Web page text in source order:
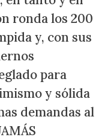
ronda los 200
y, con sus
para
y sólida
demandas al